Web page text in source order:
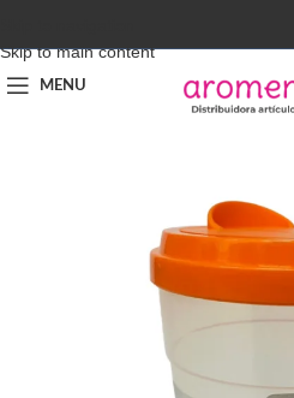
Skip to main content
MENU